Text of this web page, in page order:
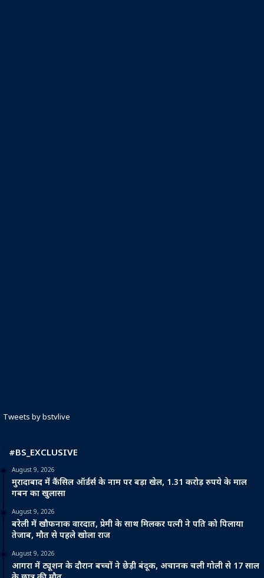
Tweets by bstvlive
#BS_EXCLUSIVE
August 9, 2026
मुरादाबाद में कैंसिल ऑर्डर्स के नाम पर बड़ा खेल, 1.31 करोड़ रुपये के माल
गबन का खुलासा
August 9, 2026
बरेली में खौफनाक वारदात, प्रेमी के साथ मिलकर पत्नी ने पति को पिलाया
तेजाब, मौत से पहले खोला राज
August 9, 2026
आगरा में ट्यूशन के दौरान बच्चों ने छेड़ी बंदूक, अचानक चली गोली से 17 साल